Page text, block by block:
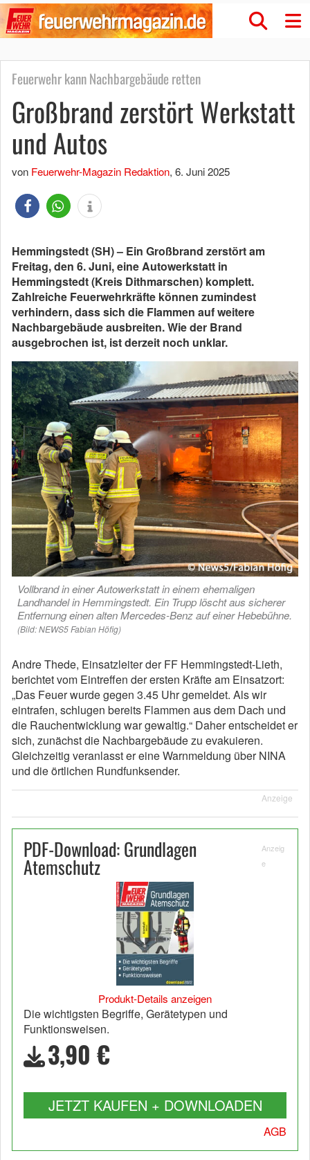
Feuerwehr kann Nachbargebäude retten
Großbrand zerstört Werkstatt
und Autos
von Feuerwehr-Magazin Redaktion, 6. Juni 2025
Hemmingstedt (SH) – Ein Großbrand zerstört am
Freitag, den 6. Juni, eine Autowerkstatt in
Hemmingstedt (Kreis Dithmarschen) komplett.
Zahlreiche Feuerwehrkräfte können zumindest
verhindern, dass sich die Flammen auf weitere
Nachbargebäude ausbreiten. Wie der Brand
ausgebrochen ist, ist derzeit noch unklar.
Vollbrand in einer Autowerkstatt in einem ehemaligen
Landhandel in Hemmingstedt. Ein Trupp löscht aus sicherer
Entfernung einen alten Mercedes-Benz auf einer Hebebühne.
(Bild: NEWS5 Fabian Höfig)
Andre Thede, Einsatzleiter der FF Hemmingstedt-Lieth,
berichtet vom Eintreffen der ersten Kräfte am Einsatzort:
„Das Feuer wurde gegen 3.45 Uhr gemeldet. Als wir
eintrafen, schlugen bereits Flammen aus dem Dach und
die Rauchentwicklung war gewaltig.“ Daher entscheidet er
sich, zunächst die Nachbargebäude zu evakuieren.
Gleichzeitig veranlasst er eine Warnmeldung über NINA
und die örtlichen Rundfunksender.
Anzeige
PDF-Download: Grundlagen
Atemschutz
Anzeig
e
Produkt-Details anzeigen
Die wichtigsten Begriffe, Gerätetypen und
Funktionsweisen.
3,90 €
JETZT KAUFEN + DOWNLOADEN
AGB